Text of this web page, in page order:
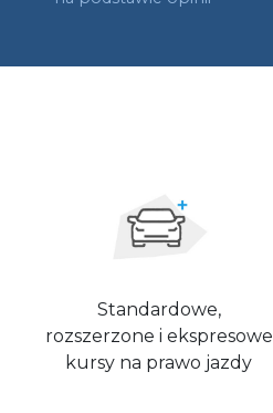
Standardowe,
rozszerzone i ekspresowe
kursy na prawo jazdy